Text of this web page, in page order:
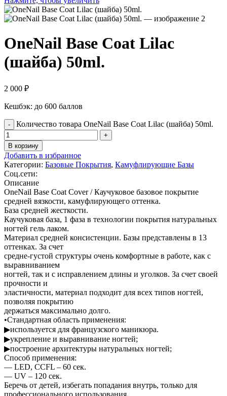
OneNail Base Coat Lilac
(шайба) 50ml.
2 000 ₽
Кешбэк: до 600 баллов
Количество товара OneNail Base Coat Lilac (шайба) 50ml.
В корзину
Добавить в избранное
Категории: Базовые Покрытия, Камуфлирующие Базы
Соц.сети:
Описание
OneNail Base Coat Cover / Каучуковое базовое покрытие
средней вязкости, камуфлирующего оттенка.
База средней жесткости.
Каучуковая база, 1 фаза в технологии покрытия натуральных
ногтей гель лаком.
Материал средней консистенции. Базы представлены в 13
оттенках. За счет
средне-густой структуры очень комфортные в работе, как с
выравниванием
ногтей, так и с исправлением длины и уголков. За счет своей
прочности и
эластичности, материал подходит для всех типов ногтей,
позволяя покрытию
держаться максимально долго.
•Стандартная область применения:
▶используется для французского маникюра.
▶укрепление и выравнивание ногтей;
▶построение архитектуры натуральных ногтей;
Способ применения:
— LED, CCFL – 60 сек.
— UV – 120 сек.
Беречь от детей, избегать попадания внутрь, только для
профессионального использования.